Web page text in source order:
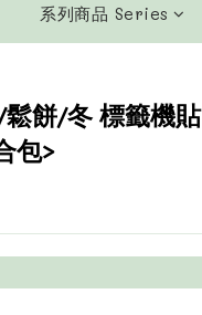
系列商品 Series
餅/冬 標籤機貼
包>